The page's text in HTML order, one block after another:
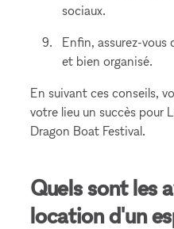
sociaux.
Enfin, assurez-vous
et bien organisé.
En suivant ces conseils,
votre lieu un succès pour
Dragon Boat Festival.
Quels sont les
location d'un